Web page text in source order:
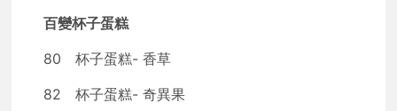
百變杯子蛋糕
80 杯子蛋糕- 香草
82 杯子蛋糕- 奇異果